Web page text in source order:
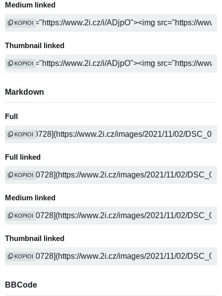
Medium linked
KOPIOI
Thumbnail linked
KOPIOI
Markdown
Full
KOPIOI
Full linked
KOPIOI
Medium linked
KOPIOI
Thumbnail linked
KOPIOI
BBCode